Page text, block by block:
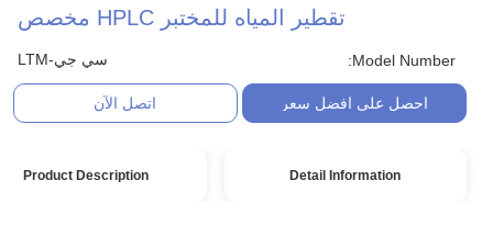
تقطير المياه للمختبر HPLC مخصص
Model Number: سي جي-LTM
احصل على افضل سعر اتصل الآن
Detail Information
Product Description